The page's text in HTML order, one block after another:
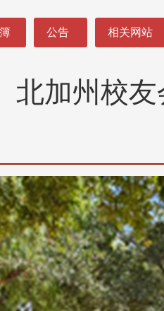
公告 相关网站
北加州校